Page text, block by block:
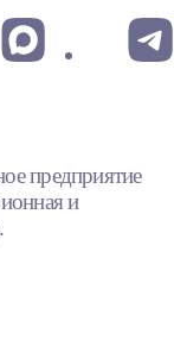
предприятие
и